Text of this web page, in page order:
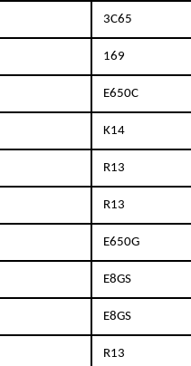
3C65
169
E650C
K14
R13
R13
E650G
E8GS
E8GS
R13